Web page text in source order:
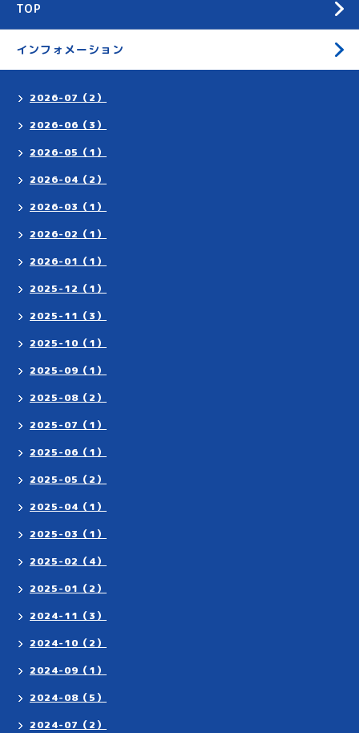
TOP
インフォメーション
2026-07（2）
2026-06（3）
2026-05（1）
2026-04（2）
2026-03（1）
2026-02（1）
2026-01（1）
2025-12（1）
2025-11（3）
2025-10（1）
2025-09（1）
2025-08（2）
2025-07（1）
2025-06（1）
2025-05（2）
2025-04（1）
2025-03（1）
2025-02（4）
2025-01（2）
2024-11（3）
2024-10（2）
2024-09（1）
2024-08（5）
2024-07（2）